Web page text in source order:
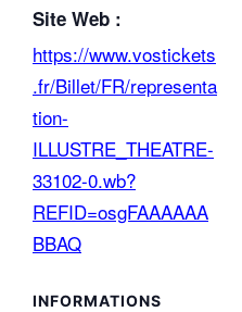
Site Web :
https://www.vostickets
.fr/Billet/FR/representa
tion-
ILLUSTRE_THEATRE-
33102-0.wb?
REFID=osgFAAAAAA
BBAQ